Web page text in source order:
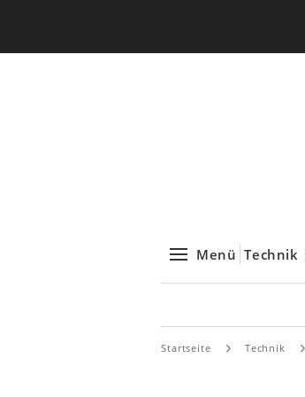
Menü Technik
Startseite Technik